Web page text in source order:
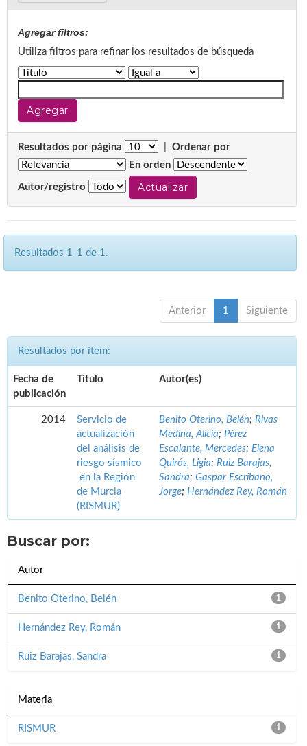
Agregar filtros:
Utiliza filtros para refinar los resultados de búsqueda
Resultados por página
Ordenar por
En orden
Autor/registro
Resultados 1-1 de 1.
Anterior 1 Siguiente
Resultados por ítem:
Fecha de
publicación
Título Autor(es)
2014
Servicio de
actualización
del análisis de
riesgo sísmico
en la Región
de Murcia
(RISMUR)
Benito Oterino, Belén; Rivas
Medina, Alicia; Pérez
Escalante, Mercedes; Elena
Quirós, Ligia; Ruiz Barajas,
Sandra; Gaspar Escribano,
Jorge; Hernández Rey, Román
Buscar por:
Autor
1
Benito Oterino, Belén
1
Hernández Rey, Román
1
Ruiz Barajas, Sandra
Materia
1
RISMUR